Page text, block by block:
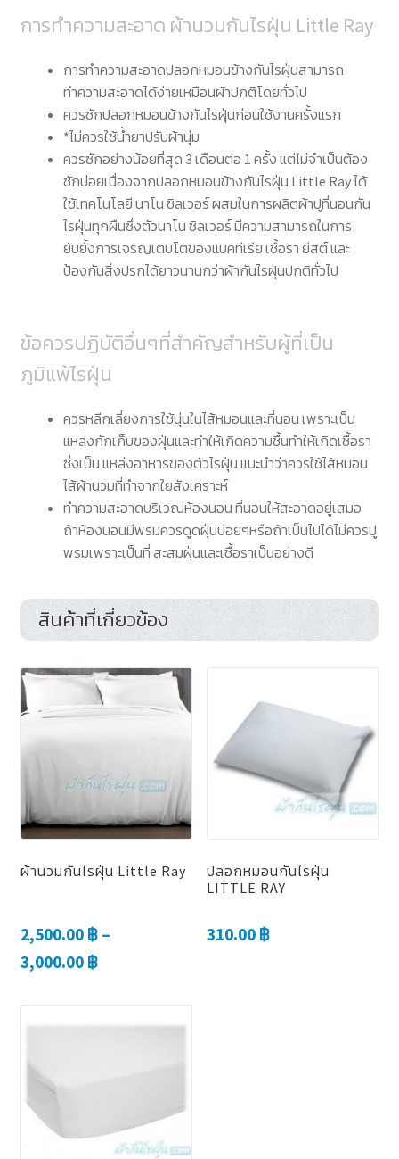
การทำความสะอาด ผ้านวมกันไรฝุ่น Little Ray
การทำความสะอาดปลอกหมอนข้างกันไรฝุ่นสามารถ
ทำความสะอาดได้ง่ายเหมือนผ้าปกติโดยทั่วไป
ควรซักปลอกหมอนข้างกันไรฝุ่นก่อนใช้งานครั้งแรก
*ไม่ควรใช้น้ำยาปรับผ้านุ่ม
ควรซักอย่างน้อยที่สุด 3 เดือนต่อ 1 ครั้ง แต่ไม่จำเป็นต้อง
ซักบ่อยเนื่องจากปลอกหมอนข้างกันไรฝุ่น Little Ray ได้
ใช้เทคโนโลยี นาโน ซิลเวอร์ ผสมในการผลิตผ้าปูที่นอนกัน
ไรฝุ่นทุกผืนซึ่งตัวนาโน ซิลเวอร์ มีความสามารถในการ
ยับยั้งการเจริญเติบโตของแบคทีเรีย เชื้อรา ยีสต์ และ
ป้องกันสิ่งปรกได้ยาวนานกว่าผ้ากันไรฝุ่นปกติทั่วไป
ข้อควรปฏิบัติอื่นๆที่สำคัญสำหรับผู้ที่เป็น
ภูมิแพ้ไรฝุ่น
ควรหลีกเลี่ยงการใช้นุ่นในไส้หมอนและที่นอน เพราะเป็น
แหล่งกักเก็บของฝุ่นและทำให้เกิดความชื้นทำให้เกิดเชื้อรา
ซึ่งเป็น แหล่งอาหารของตัวไรฝุ่น แนะนำว่าควรใช้ไส้หมอน
ไส้ผ้านวมที่ทำจากใยสังเคราะห์
ทำความสะอาดบริเวณห้องนอน ที่นอนให้สะอาดอยู่เสมอ
ถ้าห้องนอนมีพรมควรดูดฝุ่นบ่อยๆหรือถ้าเป็นไปได้ไม่ควรปู
พรมเพราะเป็นที่ สะสมฝุ่นและเชื้อราเป็นอย่างดี
สินค้าที่เกี่ยวข้อง
ผ้านวมกันไรฝุ่น Little Ray
2,500.00 ฿–
3,000.00 ฿
ปลอกหมอนกันไรฝุ่น
LITTLE RAY
310.00 ฿